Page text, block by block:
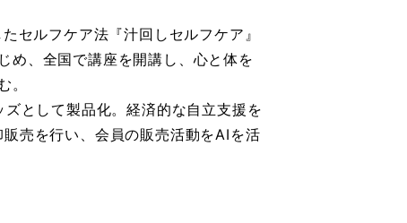
セルフケア法『汁回しセルフケア』
め、全国で講座を開講し、心と体を
。
として製品化。経済的な自立支援を
売を行い、会員の販売活動をAIを活